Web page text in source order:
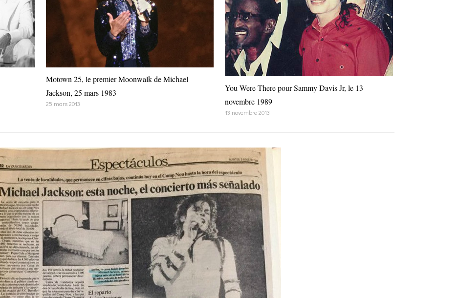
Motown 25, le premier Moonwalk de Michael
Jackson, 25 mars 1983
25 mars 2013
You Were There pour Sammy Davis Jr, le 13
novembre 1989
13 novembre 2013